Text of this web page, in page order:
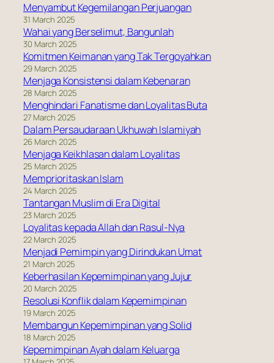
Menyambut Kegemilangan Perjuangan
31 March 2025
Wahai yang Berselimut, Bangunlah
30 March 2025
Komitmen Keimanan yang Tak Tergoyahkan
29 March 2025
Menjaga Konsistensi dalam Kebenaran
28 March 2025
Menghindari Fanatisme dan Loyalitas Buta
27 March 2025
Dalam Persaudaraan Ukhuwah Islamiyah
26 March 2025
Menjaga Keikhlasan dalam Loyalitas
25 March 2025
Memprioritaskan Islam
24 March 2025
Tantangan Muslim di Era Digital
23 March 2025
Loyalitas kepada Allah dan Rasul-Nya
22 March 2025
Menjadi Pemimpin yang Dirindukan Umat
21 March 2025
Keberhasilan Kepemimpinan yang Jujur
20 March 2025
Resolusi Konflik dalam Kepemimpinan
19 March 2025
Membangun Kepemimpinan yang Solid
18 March 2025
Kepemimpinan Ayah dalam Keluarga